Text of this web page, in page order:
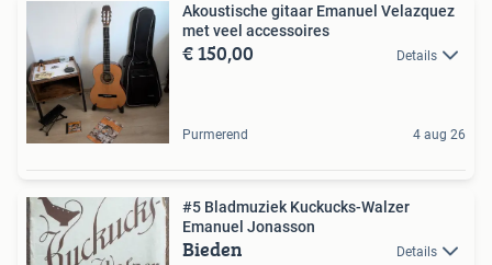
Akoustische gitaar Emanuel Velazquez
met veel accessoires
€ 150,00 Details
Purmerend 4 aug 26
#5 Bladmuziek Kuckucks-Walzer
Emanuel Jonasson
Bieden Details